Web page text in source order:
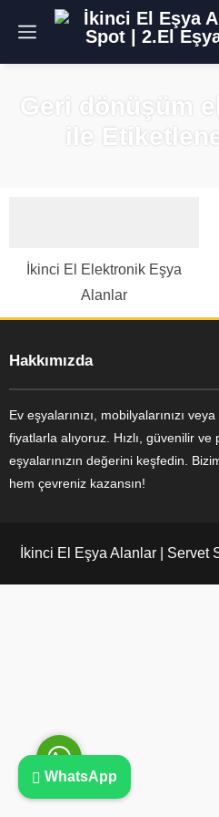
Geri dönüşüm
ile
İkinci El Elektronik Eşya
Alanlar
Hakkımızda
Ev eşyalarınızı, mobilyalarınızı
fiyatlarla alıyoruz. Hızlı, güvenilir
eşyalarınızın değerini keşfedin.
hem çevreniz kazansın!
İkinci El Eşya Alanlar | Servet
WhatsApp